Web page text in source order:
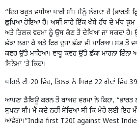
“ਇਹ ਬਹੁਤ ਵਧੀਆ ਪਾਰੀ ਸੀ। ਮੈਨੂੰ ਲੱਗਦਾ ਹੈ (ਭਾਰਤੀ
ਛੁਪਿਆ ਹੋਇਆ ਹੈ। ਅਸੀਂ ਸਾਰੇ ਇੱਕ ਖੱਬੇ ਹੱਥ ਦੇ ਮੱਧ ਕ੍ਰਮ
ਅਤੇ ਤਿਲਕ ਵਰਮਾ ਨੂੰ ਉਸ ਕੋਣ ਤੋਂ ਦੇਖਿਆ ਜਾ ਸਕਦਾ ਹੈ।
ਛੱਕਾ ਲਗਾ ਕੇ ਅਤੇ ਫਿਰ ਦੂਜਾ ਛੱਕਾ ਵੀ ਮਾਰਿਆ। ਸਭ ਤੋਂ
ਕਵਰ ਉੱਤੇ ਮਾਰਿਆ। ਵਾਧੂ ਕਵਰ ਉੱਤੇ ਛੱਕਾ ਮਾਰਨਾ
ਸਿਨੇਮਾ ‘ਤੇ ਕਿਹਾ।
ਪਹਿਲੇ ਟੀ-20 ਵਿੱਚ, ਤਿਲਕ ਨੇ ਸਿਰਫ਼ 22 ਗੇਂਦਾਂ ਵਿੱਚ 39
ਆਪਣਾ ਡੈਬਿਊ ਕਰਨ ਤੋਂ ਬਾਅਦ ਵਰਮਾ ਨੇ ਕਿਹਾ,
ਸੁਪਨਾ ਸੀ। ਮੈਂ ਕਦੇ ਨਹੀਂ ਸੋਚਿਆ ਸੀ ਕਿ ਮੇਰੇ ਲਈ ਇਹ
ਆਵੇਗਾ।”India first T20I against West